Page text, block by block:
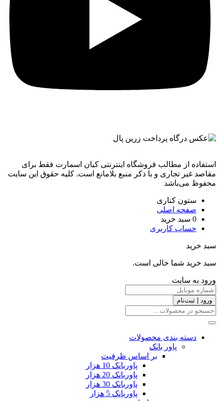
استفاده از مطالب فروشگاه اینترنتی کیان اسمارت فقط برای
مقاصد غیر تجاری و با ذکر منبع بلامانع است. کليه حقوق اين سايت
محفوظ می‌باشد
ستون کناری
صفحه اصلی
0 سبد خرید
حساب کاربری
سبد خرید
سبد خرید شما خالی است.
ورود به سایت
ورود | ثبت‌نام
دسته بندی محصولات
پاور بانک
بر اساس ظرفیت
پاوربانک 10 هزار
پاوربانک 20 هزار
پاوربانک 30 هزار
پاوربانک 5 هزار